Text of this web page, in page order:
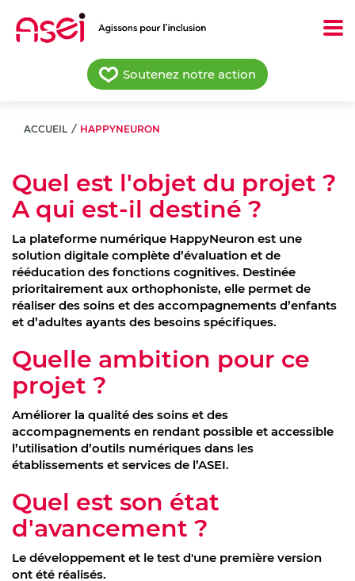
contenu
Soutenez notre action
ACCUEIL / HAPPYNEURON
Quel est l'objet du projet ?
A qui est-il destiné ?
La plateforme numérique HappyNeuron est une
solution digitale complète d’évaluation et de
rééducation des fonctions cognitives. Destinée
prioritairement aux orthophoniste, elle permet de
réaliser des soins et des accompagnements d’enfants
et d’adultes ayants des besoins spécifiques.
Quelle ambition pour ce
projet ?
Améliorer la qualité des soins et des
accompagnements en rendant possible et accessible
l’utilisation d’outils numériques dans les
établissements et services de l’ASEI.
Quel est son état
d'avancement ?
Le développement et le test d'une première version
ont été réalisés.